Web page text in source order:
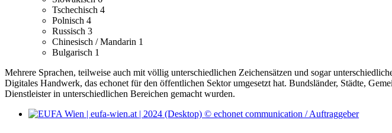
Tschechisch 4
Polnisch 4
Russisch 3
Chinesisch / Mandarin 1
Bulgarisch 1
Mehrere Sprachen, teilweise auch mit völlig unterschiedlichen Zeichensätzen und sogar
Digitales Handwerk, das echonet für den öffentlichen Sektor umgesetzt hat. Bundsländer, Städte,
Dienstleister in unterschiedlichen Bereichen gemacht wurden.